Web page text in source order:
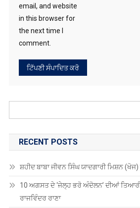
ਸ਼ਹੀਦ ਬਾਬਾ ਜੀਵਨ ਸਿੰਘ ਯਾਦਗਾਰੀ ਮਿਸ਼ਨ (ਖੋਜ)
10 ਅਗਸਤ ਦੇ ‘ਜੇਲ੍ਹ ਭਰੋ ਅੰਦੋਲਨ’ ਦੀਆਂ
ਅਧਿਆਪਕ ਭਰਤੀ ਨਿਯਮਾਂ ‘ਤੇ ਬਵਾਲ, 55%
ਬੇਰੁਜ਼ਗਾਰ ਅਧਿਆਪਕ, ਵਿੱਤ ਮੰਤਰੀ ਚੀਮਾ ਦੇ
ਨਵਾਂ ਸਿਆਸੀ ਦਾਅ—ਚਿੱਠੀ!